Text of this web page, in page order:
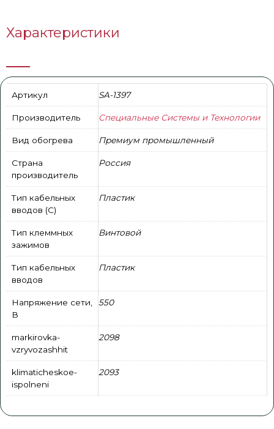
Характеристики
Артикул SA-1397
Производитель Специальные Системы и Технологии
Вид обогрева Премиум промышленный
Страна
производитель
Россия
Тип кабельных
вводов (С)
Пластик
Тип клеммных
зажимов
Винтовой
Тип кабельных
вводов
Пластик
Напряжение сети,
В
550
markirovka-
vzryvozashhit
2098
klimaticheskoe-
ispolneni
2093